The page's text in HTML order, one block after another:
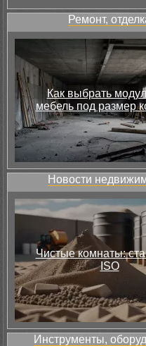
Ремонт,
Как выбрать
мебель под размер
Новости
Чистые комнаты:
ISO
Инструменты,